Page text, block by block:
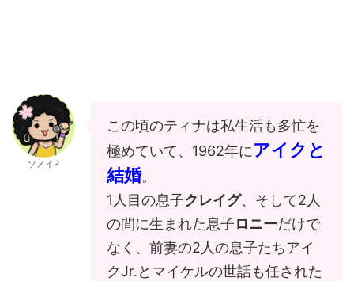
ソメイP
この頃のティナは私生活も多忙を
極めていて、1962年にアイクと
結婚。
1人目の息子クレイグ、そして2人
の間に生まれた息子ロニーだけで
なく、前妻の2人の息子たちアイ
クJr.とマイケルの世話も任された